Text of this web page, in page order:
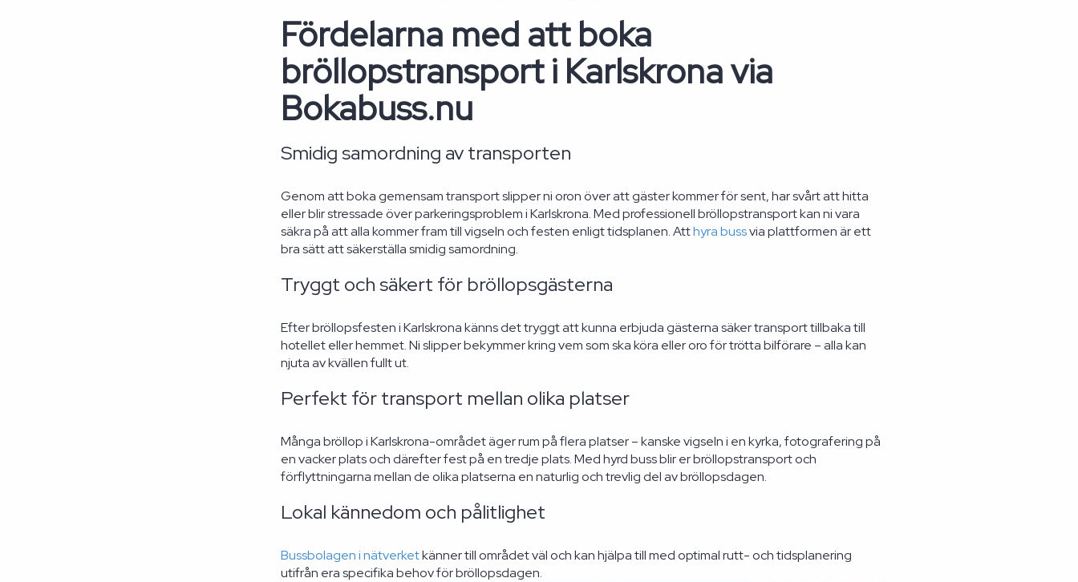
Fördelarna med att boka
bröllopstransport i Karlskrona via
Bokabuss.nu
Smidig samordning av transporten
Genom att boka gemensam transport slipper ni oron över att gäster kommer för sent, har svårt att hitta
eller blir stressade över parkeringsproblem i Karlskrona. Med professionell bröllopstransport kan ni vara
säkra på att alla kommer fram till vigseln och festen enligt tidsplanen. Atthyra bussvia plattformen är ett
bra sätt att säkerställa smidig samordning.
Tryggt och säkert för bröllopsgästerna
Efter bröllopsfesten i Karlskrona känns det tryggt att kunna erbjuda gästerna säker transport tillbaka till
hotellet eller hemmet. Ni slipper bekymmer kring vem som ska köra eller oro för trötta bilförare – alla kan
njuta av kvällen fullt ut.
Perfekt för transport mellan olika platser
Många bröllop i Karlskrona-området äger rum på flera platser – kanske vigseln i en kyrka, fotografering på
en vacker plats och därefter fest på en tredje plats. Med hyrd buss blir er bröllopstransport och
förflyttningarna mellan de olika platserna en naturlig och trevlig del av bröllopsdagen.
Lokal kännedom och pålitlighet
Bussbolagen i nätverketkänner till området väl och kan hjälpa till med optimal rutt- och tidsplanering
utifrån era specifika behov för bröllopsdagen.